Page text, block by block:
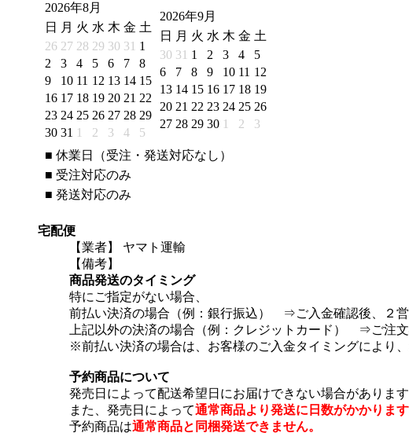
2026年8月
日
月 火 水 木 金 土
26 27 28 29 30 31 1
2
3 4 5 6 7
8
9
10 11 12 13 14 15
16 17 18 19 20 21 22
23 24 25 26 27 28 29
30 31 1 2 3 4 5
2026年9月
日
月 火 水 木 金 土
30 31 1 2 3 4
5
6
7 8 9 10 11 12
13 14 15 16 17 18 19
20 21 22 23 24 25 26
27 28 29 30 1 2 3
■ 休業日（受注・発送対応なし）
■ 受注対応のみ
■ 発送対応のみ
宅配便
【業者】 ヤマト運輸
【備考】
商品発送のタイミング
特にご指定がない場合、
前払い決済の場合（例：銀行振込） ⇒ご入金確認後、２営
上記以外の決済の場合（例：クレジットカード） ⇒ご注文
※前払い決済の場合は、お客様のご入金タイミングにより
予約商品について
発売日によって配送希望日にお届けできない場合があります
また、発売日によって通常商品より発送に日数がかかります
予約商品は通常商品と同梱発送できません。